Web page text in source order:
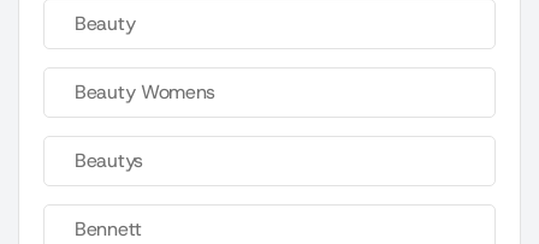
Beauty
Beauty Womens
Beautys
Bennett